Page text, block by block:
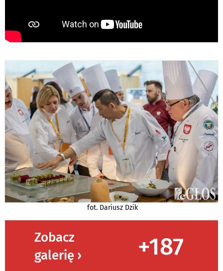
fot. Dariusz Dzik
Zobacz
galerię ›
+187